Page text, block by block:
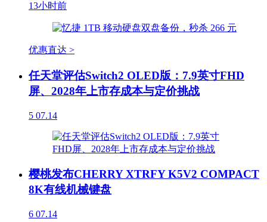
13小时前
优惠直达 >
任天堂评估Switch2 OLED版：7.9英寸FHD
屏、2028年上市存成本与定价挑战
5 07.14
樱桃发布CHERRY XTRFY K5V2 COMPACT
8K有线机械键盘
6 07.14